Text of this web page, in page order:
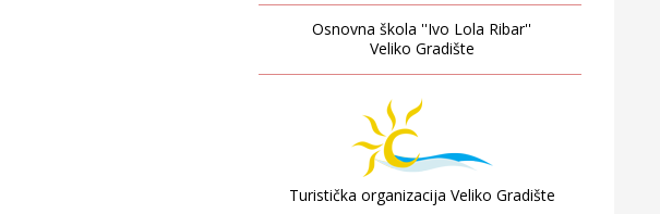
Osnovna škola ''Ivo Lola Ribar''
Veliko Gradište
Turistička organizacija Veliko Gradište